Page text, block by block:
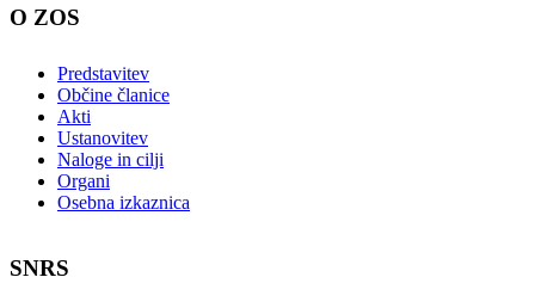
O ZOS
Predstavitev
Občine članice
Akti
Ustanovitev
Naloge in cilji
Organi
Osebna izkaznica
SNRS